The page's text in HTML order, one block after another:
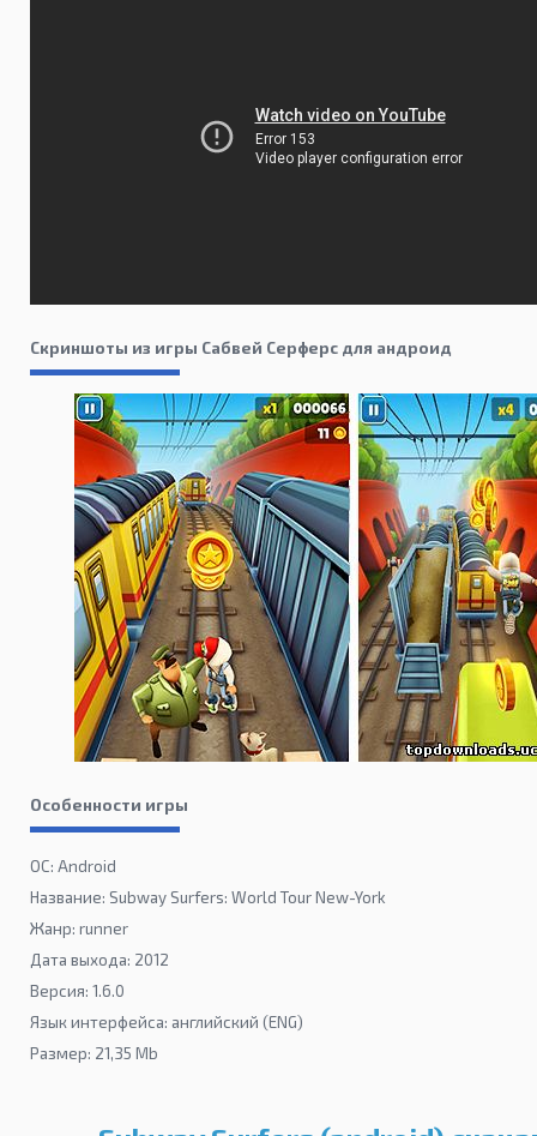
Скриншоты из игры Сабвей Серферс для андроид
Особенности игры
ОС: Android
Название: Subway Surfers: World Tour New-York
Жанр: runner
Дата выхода: 2012
Версия: 1.6.0
Язык интерфейса: английский (ENG)
Размер: 21,35 Mb